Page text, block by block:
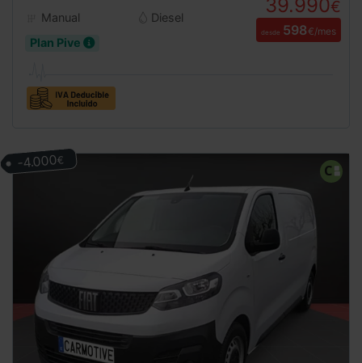
Manual
Diesel
Plan Pive
39.990€
desde 598€/mes
-4.000€